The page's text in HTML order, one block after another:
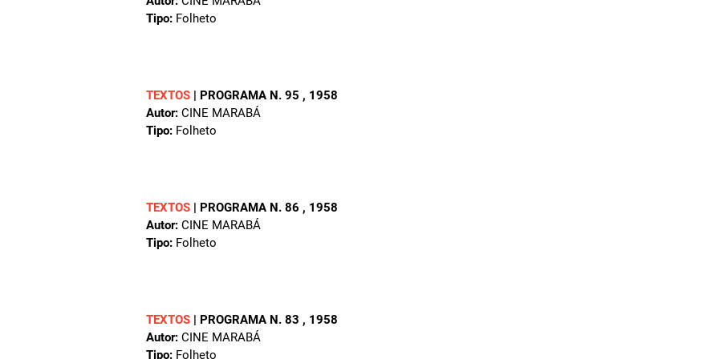
Tipo: Folheto
TEXTOS | PROGRAMA N. 95 , 1958
Autor: CINE MARABÁ
Tipo: Folheto
TEXTOS | PROGRAMA N. 86 , 1958
Autor: CINE MARABÁ
Tipo: Folheto
TEXTOS | PROGRAMA N. 83 , 1958
Autor: CINE MARABÁ
Tipo: Folheto